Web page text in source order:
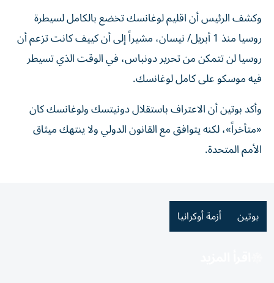
وكشف الرئيس أن اقليم لوغانسك تخضع بالكامل لسيطرة
روسيا منذ 1 أبريل/ نيسان، مشيراً إلى أن كييف كانت تزعم أن
روسيا لن تتمكن من تحرير دونباس، في الوقت الذي تسيطر
فيه موسكو على كامل لوغانسك.
وأكد بوتين أن الاعتراف باستقلال دونيتسك ولوغانسك كان
«متأخراً»، لكنه يتوافق مع القانون الدولي ولا ينتهك ميثاق
الأمم المتحدة.
بوتين أزمة أوكرانيا